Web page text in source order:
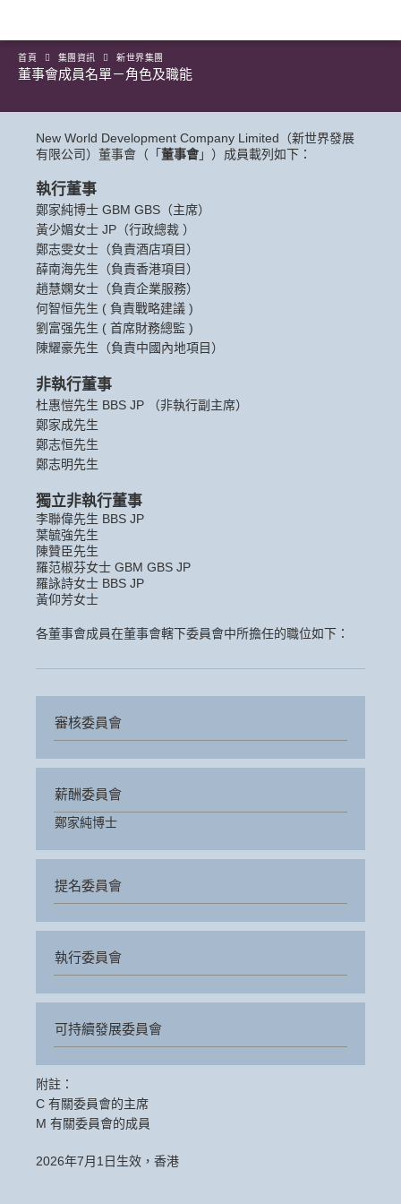
首頁 集團資訊 新世界集團
董事會成員名單－角色及職能
New World Development Company Limited（新世界發展
有限公司）董事會（「董事會」）成員載列如下：
執行董事
鄭家純博士 GBM GBS（主席）
黃少媚女士 JP（行政總裁 ）
鄭志雯女士（負責酒店項目）
薛南海先生（負責香港項目）
趙慧嫻女士（負責企業服務）
何智恒先生 ( 負責戰略建議 )
劉富强先生 ( 首席財務總監 )
陳耀豪先生（負責中國內地項目）
非執行董事
杜惠愷先生 BBS JP （非執行副主席）
鄭家成先生
鄭志恒先生
鄭志明先生
獨立非執行董事
李聯偉先生 BBS JP
葉毓強先生
陳贊臣先生
羅范椒芬女士 GBM GBS JP
羅詠詩女士 BBS JP
黃仰芳女士
各董事會成員在董事會轄下委員會中所擔任的職位如下：
審核委員會
薪酬委員會
鄭家純博士
提名委員會
執行委員會
可持續發展委員會
附註：
C 有關委員會的主席
M 有關委員會的成員
2026年7月1日生效，香港